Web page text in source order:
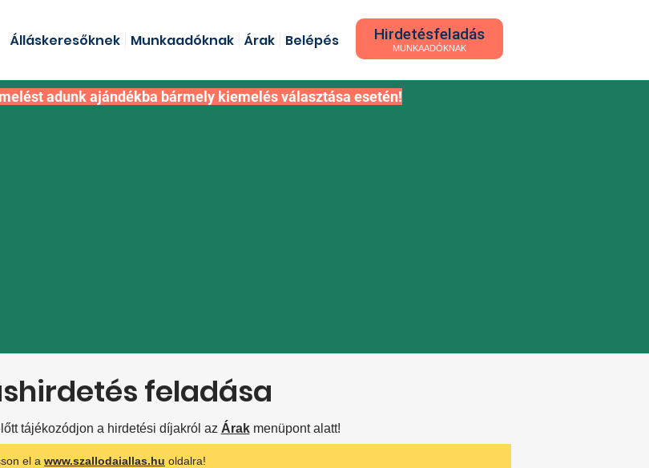
Hirdetésfeladás
MUNKAADÓKNAK
Belépés
Árak
Munkaadóknak
Álláskeresőknek
adunk ajándékba bármely kiemelés választása esetén!
feladása
tájékozódjon a hirdetési díjakról az Árakmenüpont alatt!
el a www.szallodaiallas.hu oldalra!